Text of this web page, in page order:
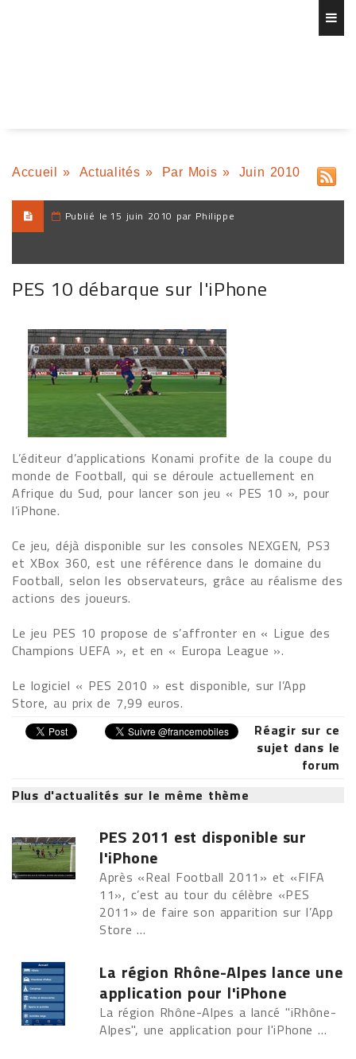
Accueil » Actualités » Par Mois » Juin 2010
Publié le 15 juin 2010 par Philippe
PES 10 débarque sur l'iPhone
L’éditeur d’applications Konami profite de la coupe du
monde de Football, qui se déroule actuellement en
Afrique du Sud, pour lancer son jeu « PES 10 », pour
l’iPhone.
Ce jeu, déjà disponible sur les consoles NEXGEN, PS3
et XBox 360, est une référence dans le domaine du
Football, selon les observateurs, grâce au réalisme des
actions des joueurs.
Le jeu PES 10 propose de s’affronter en « Ligue des
Champions UEFA », et en « Europa League ».
Le logiciel « PES 2010 » est disponible, sur l’App
Store, au prix de 7,99 euros.
Réagir sur ce
sujet dans le
forum
Plus d'actualités sur le même thème
PES 2011 est disponible sur
l'iPhone
Après «Real Football 2011» et «FIFA
11», c’est au tour du célèbre «PES
2011» de faire son apparition sur l’App
Store ...
La région Rhône-Alpes lance une
application pour l'iPhone
La région Rhône-Alpes a lancé "iRhône-
Alpes", une application pour l'iPhone ...